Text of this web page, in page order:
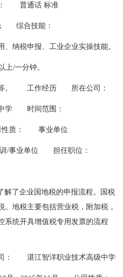
普通话 标准
综合技能：
、纳税申报、工业企业实操技能。
上/一分钟。
。 工作经历 所在公司：
学 时间范围：
质： 事业单位
/事业单位 担任职位：
解了企业国地税的申报流程。国税
。地税主要包括营业税，附加税，
系统开具增值税专用发票的流程
： 湛江智洋职业技术高级中学